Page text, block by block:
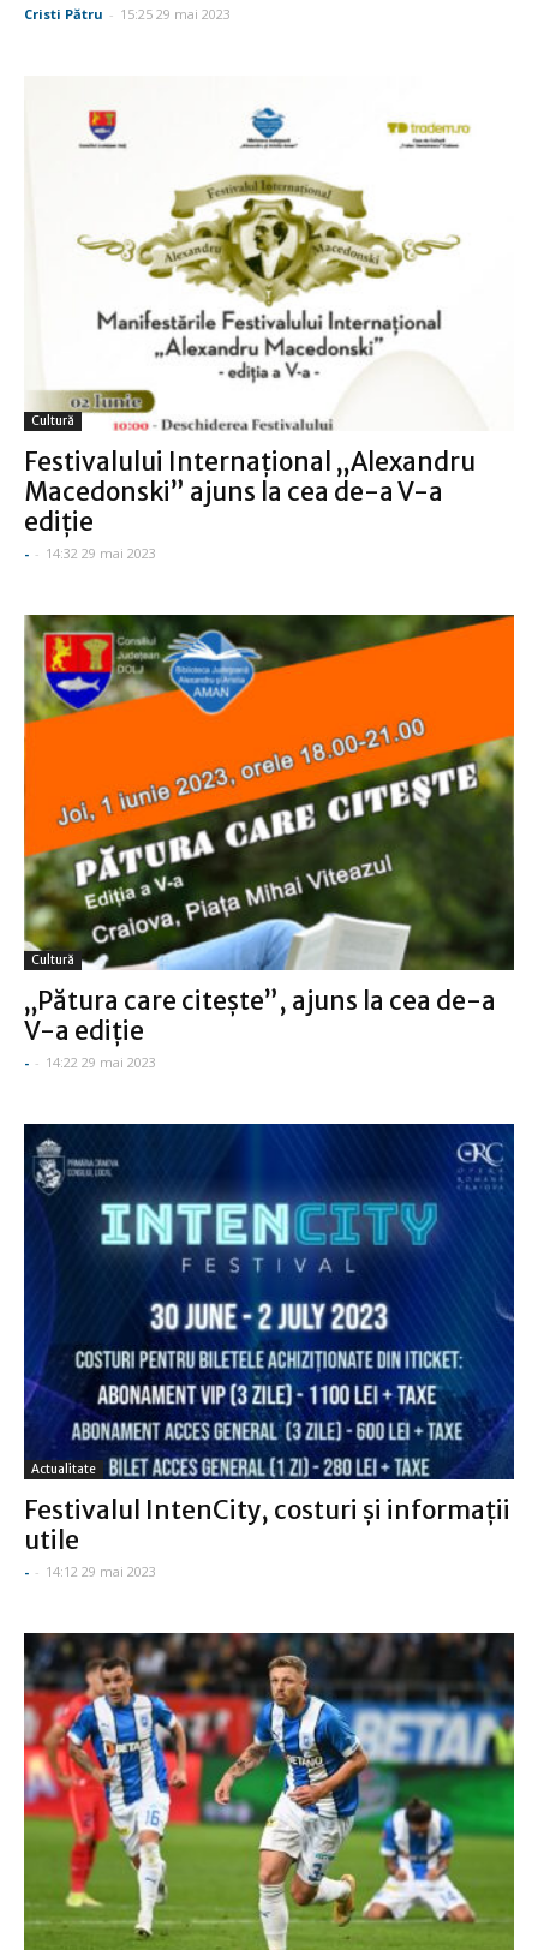
Cristi Pătru - 15:25 29 mai 2023
Cultură
Festivalului Internațional „Alexandru
Macedonski” ajuns la cea de-a V-a
ediție
- - 14:32 29 mai 2023
Cultură
„Pătura care citește”, ajuns la cea de-a
V-a ediție
- - 14:22 29 mai 2023
Actualitate
Festivalul IntenCity, costuri și informații
utile
- - 14:12 29 mai 2023